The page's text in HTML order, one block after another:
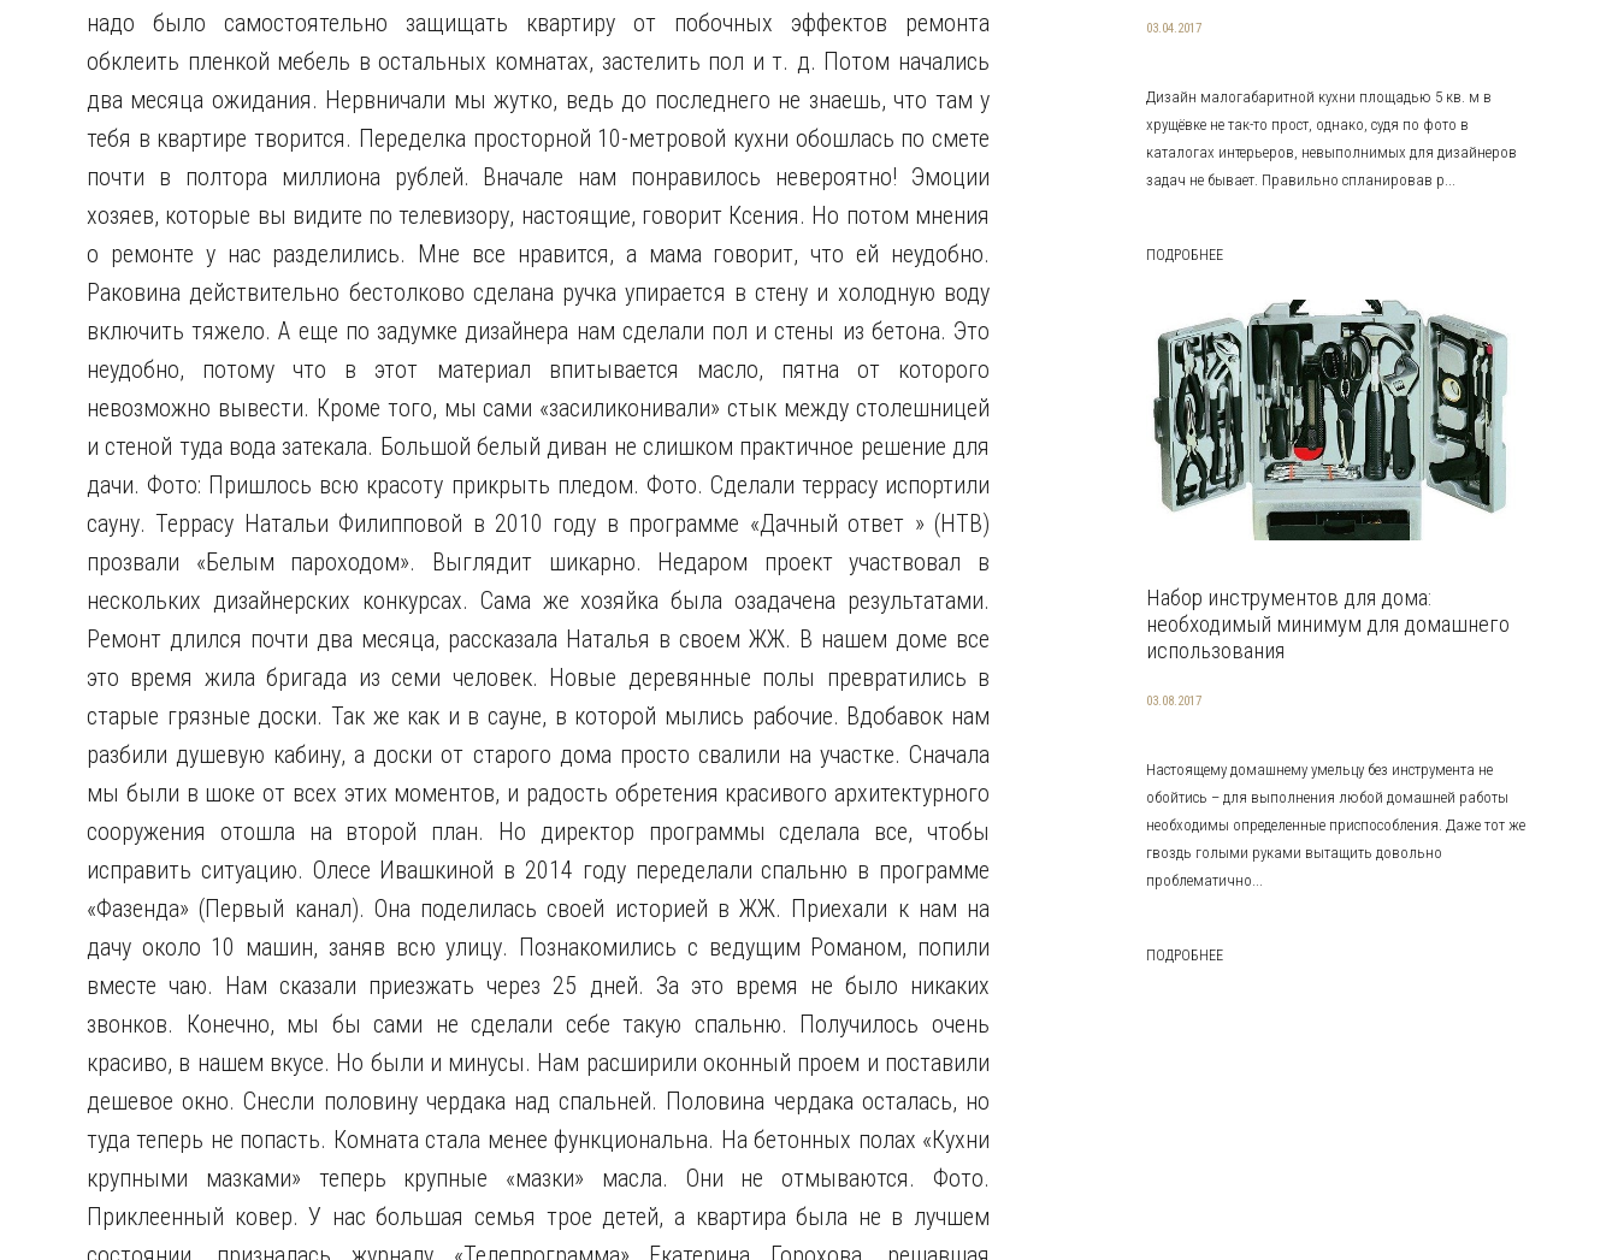
надо было самостоятельно защищать квартиру от побочных эффектов ремонта
обклеить пленкой мебель в остальных комнатах, застелить пол и т. д. Потом начались
два месяца ожидания. Нервничали мы жутко, ведь до последнего не знаешь, что там у
тебя в квартире творится. Переделка просторной 10-метровой кухни обошлась по смете
почти в полтора миллиона рублей. Вначале нам понравилось невероятно! Эмоции
хозяев, которые вы видите по телевизору, настоящие, говорит Ксения. Но потом мнения
о ремонте у нас разделились. Мне все нравится, а мама говорит, что ей неудобно.
Раковина действительно бестолково сделана ручка упирается в стену и холодную воду
включить тяжело. А еще по задумке дизайнера нам сделали пол и стены из бетона. Это
неудобно, потому что в этот материал впитывается масло, пятна от которого
невозможно вывести. Кроме того, мы сами «засиликонивали» стык между столешницей
и стеной туда вода затекала. Большой белый диван не слишком практичное решение для
дачи. Фото: Пришлось всю красоту прикрыть пледом. Фото. Сделали террасу испортили
сауну. Террасу Натальи Филипповой в 2010 году в программе «Дачный ответ » (НТВ)
прозвали «Белым пароходом». Выглядит шикарно. Недаром проект участвовал в
нескольких дизайнерских конкурсах. Сама же хозяйка была озадачена результатами.
Ремонт длился почти два месяца, рассказала Наталья в своем ЖЖ. В нашем доме все
это время жила бригада из семи человек. Новые деревянные полы превратились в
старые грязные доски. Так же как и в сауне, в которой мылись рабочие. Вдобавок нам
разбили душевую кабину, а доски от старого дома просто свалили на участке. Сначала
мы были в шоке от всех этих моментов, и радость обретения красивого архитектурного
сооружения отошла на второй план. Но директор программы сделала все, чтобы
исправить ситуацию. Олесе Ивашкиной в 2014 году переделали спальню в программе
«Фазенда» (Первый канал). Она поделилась своей историей в ЖЖ. Приехали к нам на
дачу около 10 машин, заняв всю улицу. Познакомились с ведущим Романом, попили
вместе чаю. Нам сказали приезжать через 25 дней. За это время не было никаких
звонков. Конечно, мы бы сами не сделали себе такую спальню. Получилось очень
красиво, в нашем вкусе. Но были и минусы. Нам расширили оконный проем и поставили
дешевое окно. Снесли половину чердака над спальней. Половина чердака осталась, но
туда теперь не попасть. Комната стала менее функциональна. На бетонных полах «Кухни
крупными мазками» теперь крупные «мазки» масла. Они не отмываются. Фото.
Приклеенный ковер. У нас большая семья трое детей, а квартира была не в лучшем
03.04.2017
Дизайн малогабаритной кухни площадью 5 кв. м в
хрущёвке не так-то прост, однако, судя по фото в
каталогах интерьеров, невыполнимых для дизайнеров
задач не бывает. Правильно спланировав р...
ПОДРОБНЕЕ
Набор инструментов для дома:
необходимый минимум для домашнего
использования
03.08.2017
Настоящему домашнему умельцу без инструмента не
обойтись – для выполнения любой домашней работы
необходимы определенные приспособления. Даже тот же
гвоздь голыми руками вытащить довольно
проблематично...
ПОДРОБНЕЕ